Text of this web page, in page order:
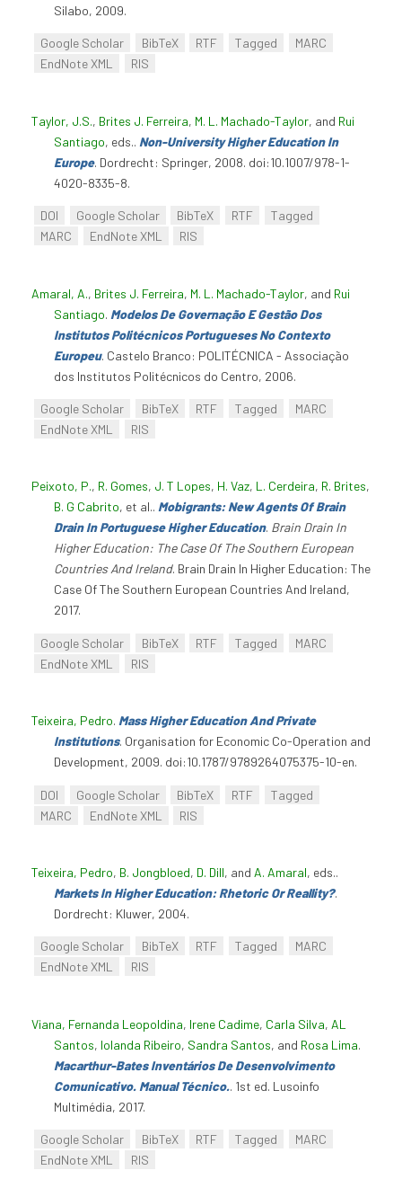
Silabo, 2009.
Google Scholar BibTeX RTF Tagged
MARC
EndNote XML
RIS
Taylor, J.S., Brites J. Ferreira, M. L. Machado-Taylor, and Rui
Santiago, eds.. Non-University Higher Education In
Europe. Dordrecht: Springer, 2008. doi:10.1007/978-1-
4020-8335-8.
DOI Google Scholar BibTeX RTF
Tagged
MARC
EndNote XML RIS
Amaral, A., Brites J. Ferreira, M. L. Machado-Taylor, and Rui
Santiago. Modelos De Governação E Gestão Dos
Institutos Politécnicos Portugueses No Contexto
Europeu. Castelo Branco: POLITÉCNICA - Associação
dos Institutos Politécnicos do Centro, 2006.
Google Scholar BibTeX RTF Tagged
MARC
EndNote XML
RIS
Peixoto, P., R. Gomes, J. T Lopes, H. Vaz, L. Cerdeira, R. Brites,
B. G Cabrito, et al.. Mobigrants: New Agents Of Brain
Drain In Portuguese Higher Education. Brain Drain In
Higher Education: The Case Of The Southern European
Countries And Ireland. Brain Drain In Higher Education: The
Case Of The Southern European Countries And Ireland,
2017.
Google Scholar BibTeX RTF Tagged
MARC
EndNote XML
RIS
Teixeira, Pedro. Mass Higher Education And Private
Institutions. Organisation for Economic Co-Operation and
Development, 2009. doi:10.1787/9789264075375-10-en.
DOI Google Scholar BibTeX RTF
Tagged
MARC
EndNote XML RIS
Teixeira, Pedro, B. Jongbloed, D. Dill, and A. Amaral, eds..
Markets In Higher Education: Rhetoric Or Reallity?.
Dordrecht: Kluwer, 2004.
Google Scholar BibTeX RTF Tagged
MARC
EndNote XML
RIS
Viana, Fernanda Leopoldina, Irene Cadime, Carla Silva, AL
Santos, Iolanda Ribeiro, Sandra Santos, and Rosa Lima.
Macarthur-Bates Inventários De Desenvolvimento
Comunicativo. Manual Técnico.. 1st ed. Lusoinfo
Multimédia, 2017.
Google Scholar BibTeX RTF Tagged
MARC
EndNote XML
RIS